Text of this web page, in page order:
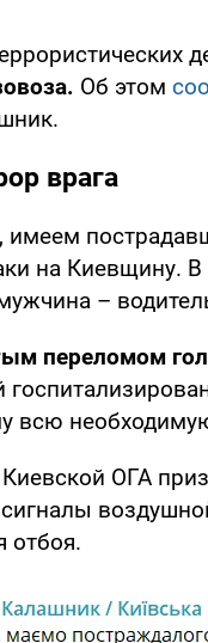
Об этом
врага
на Киевщину.
–
переломом
всю
ОГА
отбоя.